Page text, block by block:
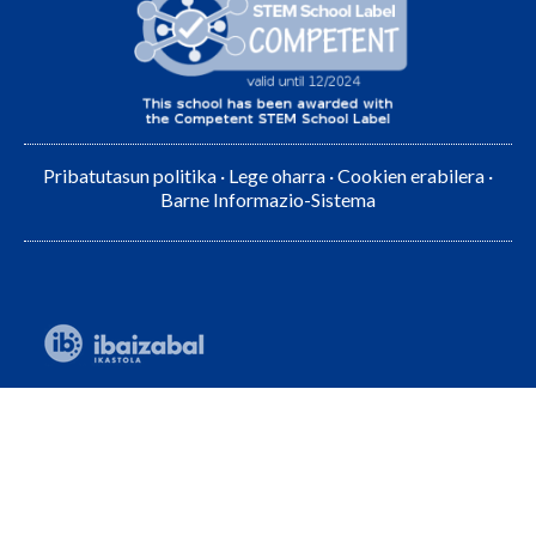
Pribatutasun politika · Lege oharra ·Cookien erabilera ·
Barne Informazio-Sistema